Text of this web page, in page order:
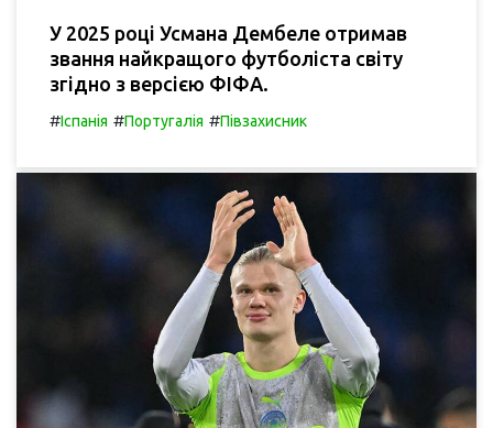
У 2025 році Усмана Дембеле отримав
звання найкращого футболіста світу
згідно з версією ФІФА.
#Іспанія #Португалія #Півзахисник